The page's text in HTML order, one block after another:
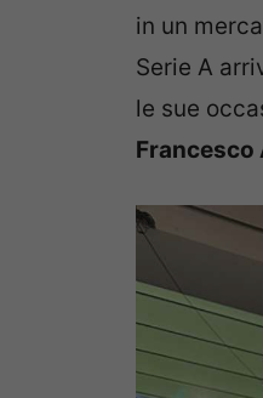
in un
Serie A
le sue
Francesco